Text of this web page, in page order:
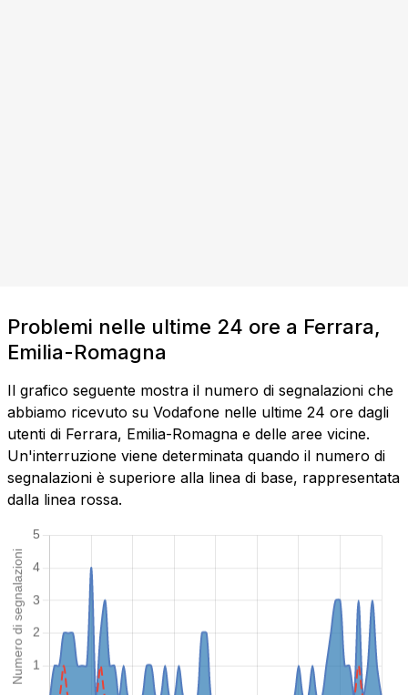
Problemi nelle ultime 24 ore a Ferrara,
Emilia-Romagna
Il grafico seguente mostra il numero di segnalazioni che
abbiamo ricevuto su Vodafone nelle ultime 24 ore dagli
utenti di Ferrara, Emilia-Romagna e delle aree vicine.
Un'interruzione viene determinata quando il numero di
segnalazioni è superiore alla linea di base, rappresentata
dalla linea rossa.